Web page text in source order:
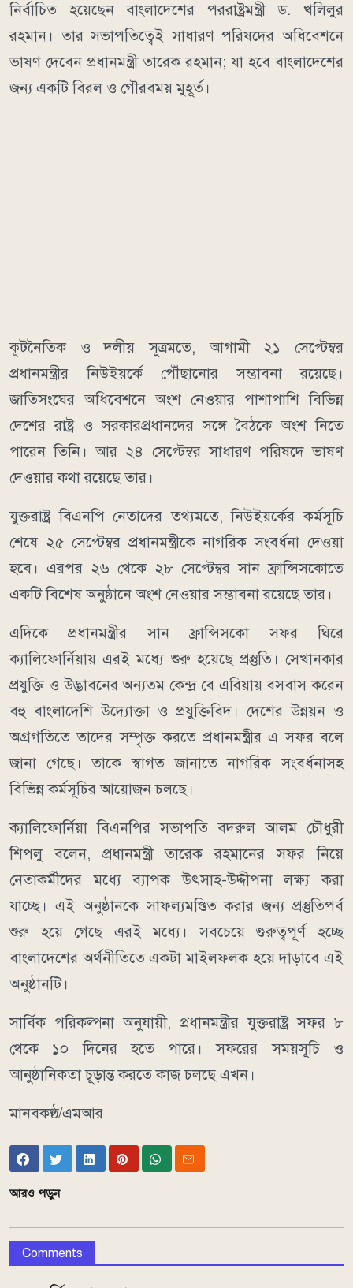
নির্বাচিত হয়েছেন বাংলাদেশের পররাষ্ট্রমন্ত্রী ড. খলিলুর
রহমান। তার সভাপতিত্বেই সাধারণ পরিষদের অধিবেশনে
ভাষণ দেবেন প্রধানমন্ত্রী তারেক রহমান; যা হবে বাংলাদেশের
জন্য একটি বিরল ও গৌরবময় মুহূর্ত।
কূটনৈতিক ও দলীয় সূত্রমতে, আগামী ২১ সেপ্টেম্বর
প্রধানমন্ত্রীর নিউইয়র্কে পৌঁছানোর সম্ভাবনা রয়েছে।
জাতিসংঘের অধিবেশনে অংশ নেওয়ার পাশাপাশি বিভিন্ন
দেশের রাষ্ট্র ও সরকারপ্রধানদের সঙ্গে বৈঠকে অংশ নিতে
পারেন তিনি। আর ২৪ সেপ্টেম্বর সাধারণ পরিষদে ভাষণ
দেওয়ার কথা রয়েছে তার।
যুক্তরাষ্ট্র বিএনপি নেতাদের তথ্যমতে, নিউইয়র্কের কর্মসূচি
শেষে ২৫ সেপ্টেম্বর প্রধানমন্ত্রীকে নাগরিক সংবর্ধনা দেওয়া
হবে। এরপর ২৬ থেকে ২৮ সেপ্টেম্বর সান ফ্রান্সিসকোতে
একটি বিশেষ অনুষ্ঠানে অংশ নেওয়ার সম্ভাবনা রয়েছে তার।
এদিকে প্রধানমন্ত্রীর সান ফ্রান্সিসকো সফর ঘিরে
ক্যালিফোর্নিয়ায় এরই মধ্যে শুরু হয়েছে প্রস্তুতি। সেখানকার
প্রযুক্তি ও উদ্ভাবনের অন্যতম কেন্দ্র বে এরিয়ায় বসবাস করেন
বহু বাংলাদেশি উদ্যোক্তা ও প্রযুক্তিবিদ। দেশের উন্নয়ন ও
অগ্রগতিতে তাদের সম্পৃক্ত করতে প্রধানমন্ত্রীর এ সফর বলে
জানা গেছে। তাকে স্বাগত জানাতে নাগরিক সংবর্ধনাসহ
বিভিন্ন কর্মসূচির আয়োজন চলছে।
ক্যালিফোর্নিয়া বিএনপির সভাপতি বদরুল আলম চৌধুরী
শিপলু বলেন, প্রধানমন্ত্রী তারেক রহমানের সফর নিয়ে
নেতাকর্মীদের মধ্যে ব্যাপক উৎসাহ-উদ্দীপনা লক্ষ্য করা
যাচ্ছে। এই অনুষ্ঠানকে সাফল্যমণ্ডিত করার জন্য প্রস্তুতিপর্ব
শুরু হয়ে গেছে এরই মধ্যে। সবচেয়ে গুরুত্বপূর্ণ হচ্ছে
বাংলাদেশের অর্থনীতিতে একটা মাইলফলক হয়ে দাড়াবে এই
অনুষ্ঠানটি।
সার্বিক পরিকল্পনা অনুযায়ী, প্রধানমন্ত্রীর যুক্তরাষ্ট্র সফর ৮
থেকে ১০ দিনের হতে পারে। সফরের সময়সূচি ও
আনুষ্ঠানিকতা চূড়ান্ত করতে কাজ চলছে এখন।
মানবকণ্ঠ/এমআর
আরও পড়ুন
Comments